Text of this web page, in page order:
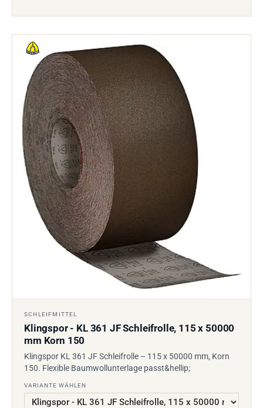
SCHLEIFMITTEL
Klingspor - KL 361 JF Schleifrolle, 115 x 50000
mm Korn 150
Klingspor KL 361 JF Schleifrolle – 115 x 50000 mm, Korn
150. Flexible Baumwollunterlage passt&hellip;
VARIANTE WÄHLEN